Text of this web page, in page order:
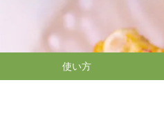
使い方